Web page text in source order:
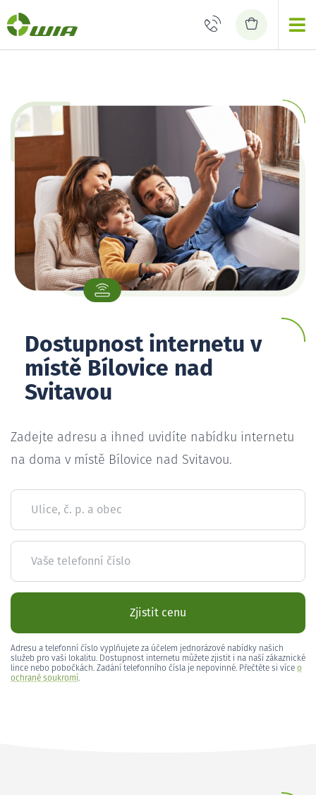
Dostupnost internetu v
místě Bílovice nad
Svitavou
Zadejte adresu a ihned uvidíte nabídku internetu
na doma v místě Bílovice nad Svitavou.
Ulice, č. p. a obec
Vaše telefonní číslo
Zjistit cenu
Adresu a telefonní číslo vyplňujete za účelem jednorázové nabídky našich
služeb pro vaši lokalitu. Dostupnost internetu můžete zjistit i na naší zákaznické
lince nebo pobočkách. Zadání telefonního čísla je nepovinné. Přečtěte si více o
ochraně soukromí.